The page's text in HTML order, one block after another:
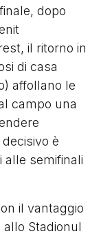
dopo
il ritorno in
di casa
affollano le
campo una
è
alle semifinali
il vantaggio
Stadionul